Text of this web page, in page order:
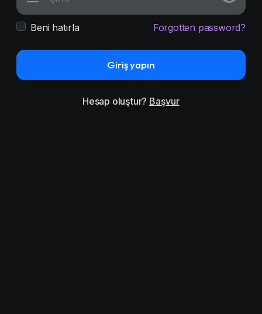
Beni hatırla Forgotten password?
Giriş yapın
Hesap oluştur? Başvur